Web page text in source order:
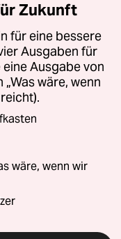
Zukunft
für eine bessere
Ausgaben für
Ausgabe von
wäre, wenn
wäre, wenn wir